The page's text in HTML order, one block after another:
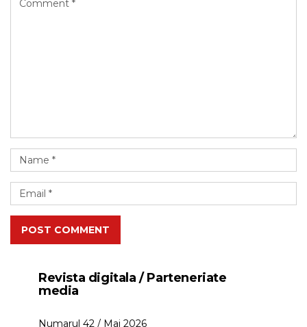
POST COMMENT
Revista digitala / Parteneriate
media
Numarul 42 / Mai 2026